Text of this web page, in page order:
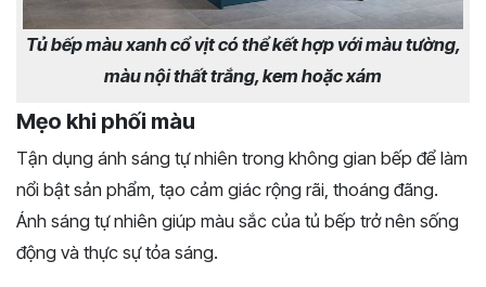
Tủ bếp màu xanh cổ vịt có thể kết hợp với màu tường,
màu nội thất trắng, kem hoặc xám
Mẹo khi phối màu
Tận dụng ánh sáng tự nhiên trong không gian bếp để làm
nổi bật sản phẩm, tạo cảm giác rộng rãi, thoáng đãng.
Ánh sáng tự nhiên giúp màu sắc của tủ bếp trở nên sống
động và thực sự tỏa sáng.